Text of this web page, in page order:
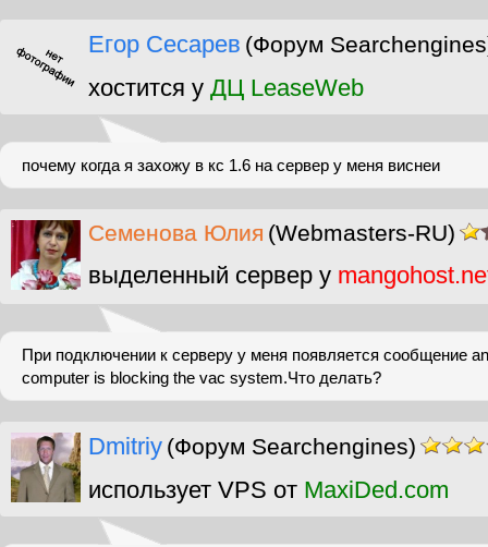
Егор Сесарев (Форум
хостится у ДЦ LeaseWeb
почему когда я захожу в кс 1.6 на сервер у меня виснеи
Cеменова Юлия (Webmasters-RU)
выделенный сервер у
При подключении к серверу у меня появляется сообщение
computer is blocking the vac system.Что делать?
Dmitriy (Форум Searchengines)
использует VPS от MaxiDed.com